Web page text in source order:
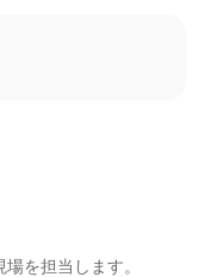
を担当します。